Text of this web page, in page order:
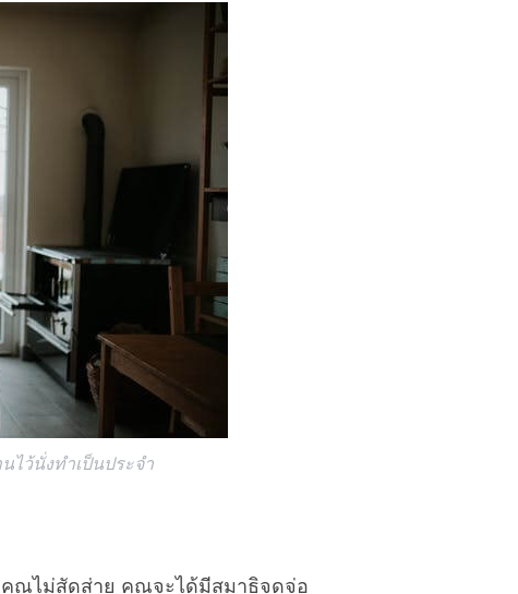
ไว้นั่งทำเป็นประจำ
คุณไม่สัดส่าย คุณจะได้มีสมาธิจดจ่อ